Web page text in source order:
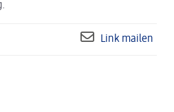
Link mailen